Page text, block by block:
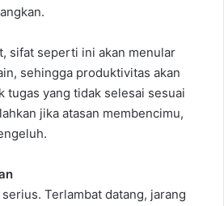
sifat seperti ini akan menular
sehingga produktivitas akan
tugas yang tidak selesai sesuai
jika atasan membencimu,
Terlambat datang, jarang